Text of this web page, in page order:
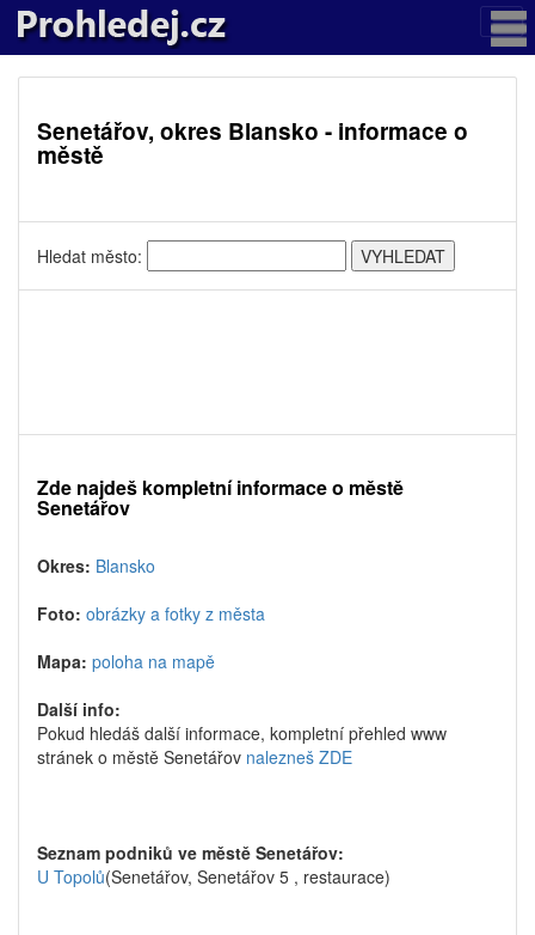
Senetářov, okres Blansko - informace o
městě
Hledat město:
Zde najdeš kompletní informace o městě
Senetářov
Okres: Blansko
Foto: obrázky a fotky z města
Mapa: poloha na mapě
Další info:
Pokud hledáš další informace, kompletní přehled www
stránek o městě Senetářov nalezneš ZDE
Seznam podniků ve městě Senetářov:
U Topolů(Senetářov, Senetářov 5 , restaurace)